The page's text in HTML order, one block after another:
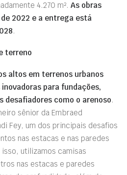
4.270 m². As obras
2022 e a entrega está
.
terreno
altos em terrenos urbanos
para fundações,
desafiadores como o arenoso.
sênior da Embraed
Fey, um dos principais desafios
nas estacas e nas paredes
utilizamos camisas
nas estacas e paredes